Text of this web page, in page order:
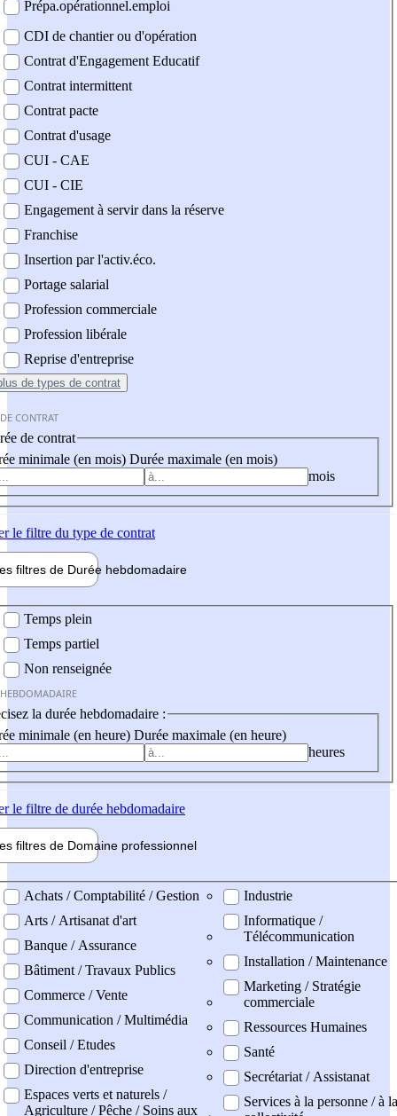
Prépa.opérationnel.emploi
CDI de chantier ou d'opération
Contrat d'Engagement Educatif
Contrat intermittent
Contrat pacte
Contrat d'usage
CUI - CAE
CUI - CIE
Engagement à servir dans la réserve
Franchise
Insertion par l'activ.éco.
Portage salarial
Profession commerciale
Profession libérale
Reprise d'entreprise
de types de contrat
CONTRAT
de contrat
minimale (en mois) Durée maximale (en mois)
mois
le filtre du type de contrat
filtres de Durée hebdomadaire
Temps plein
Temps partiel
Non renseignée
la durée hebdomadaire :
minimale (en heure) Durée maximale (en heure)
heures
le filtre de durée hebdomadaire
filtres de Domaine professionnel
professionel
Achats / Comptabilité / Gestion
Arts / Artisanat d'art
Banque / Assurance
Bâtiment / Travaux Publics
Commerce / Vente
Communication / Multimédia
Conseil / Etudes
Direction d'entreprise
Espaces verts et naturels /
Agriculture / Pêche / Soins aux
Industrie
Informatique /
Télécommunication
Installation / Maintenance
Marketing / Stratégie
commerciale
Ressources Humaines
Santé
Secrétariat / Assistanat
Services à la personne / à la